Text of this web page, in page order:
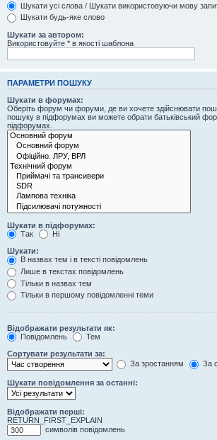
Шукати усі слова / Шукати використовуючи мову
Шукати будь-яке слово
Шукати за автором:
Використовуйте * в якості шаблона
ПАРАМЕТРИ ПОШУКУ
Шукати в форумах:
Оберіть форум чи форуми, де ви хочете здійснювати
пошуку в підфорумах ви можете обрати батьківський
підфорумах.
Шукати в підфорумах:
Так
Ні
Шукати:
В назвах тем і в тексті повідомлень
Лише в текстах повідомлень
Тільки в назвах тем
Тільки в першому повідомленні теми
Відображати результати як:
Повідомлень
Тем
Сортувати результати за:
За зростанням
За
Шукати повідомлення за останні:
Відображати перші:
RETURN_FIRST_EXPLAIN
символів повідомлень